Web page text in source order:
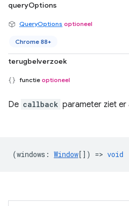
queryOptions
QueryOptions optioneel
Chrome 88+
terugbelverzoek
functie optioneel
De callback parameter ziet er
(windows : Window[]) => void